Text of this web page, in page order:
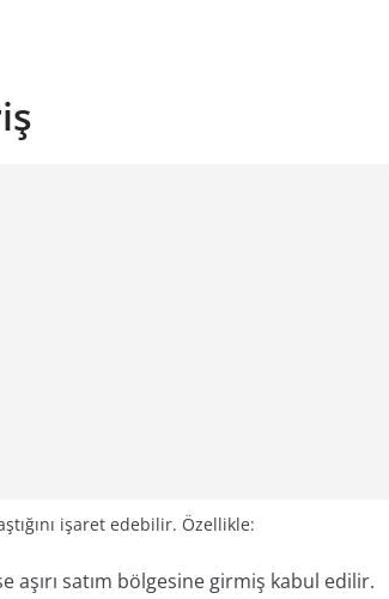
işaret edebilir. Özellikle:
aşırı satım bölgesine girmiş kabul edilir.